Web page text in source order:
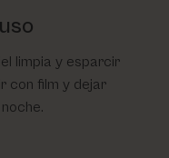
limpia y esparcir
con film y dejar